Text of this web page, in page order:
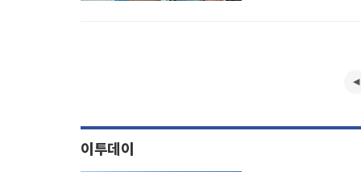
이투데이